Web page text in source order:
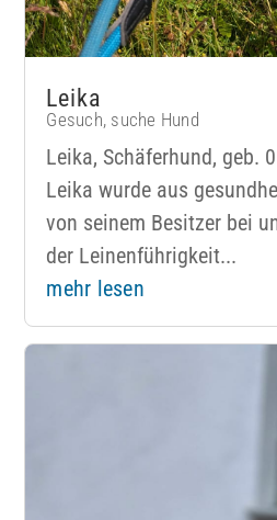
Leika
Gesuch, suche Hund
Leika, Schäferhund, geb.
Leika wurde aus
von seinem Besitzer bei
der Leinenführigkeit...
mehr lesen